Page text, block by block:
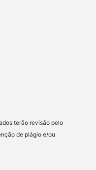
terão revisão pelo
de plágio e/ou